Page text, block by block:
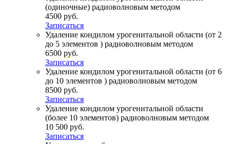
(одиночные) радиоволновым методом
4500 руб.
Записаться
Удаление кондилом урогенитальной области (от 2
до 5 элементов ) радиоволновым методом
6500 руб.
Записаться
Удаление кондилом урогенитальной области (от 6
до 10 элементов ) радиоволновым методом
8500 руб.
Записаться
Удаление кондилом урогенитальной области
(более 10 элементов) радиоволновым методом
10 500 руб.
Записаться